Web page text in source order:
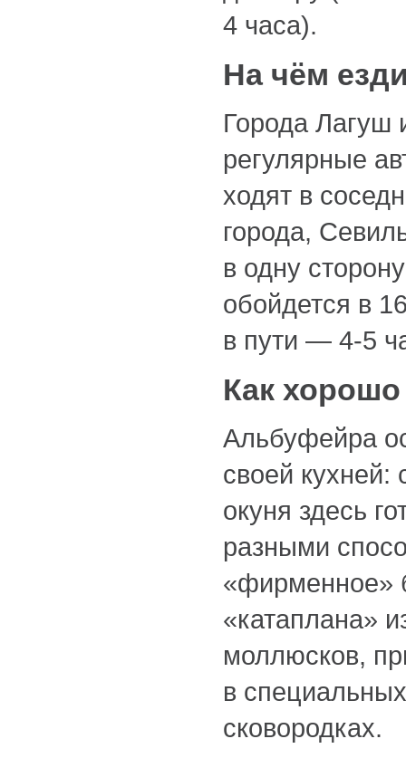
4 часа).
На чём
Города Лагуш
регулярные
ходят в
города,
в одну
обойдется в
в пути — 4-5
Как
Альбуфейра
своей кухней:
окуня здесь
разными
«фирменное»
«катаплана»
моллюсков,
в
сковородках.